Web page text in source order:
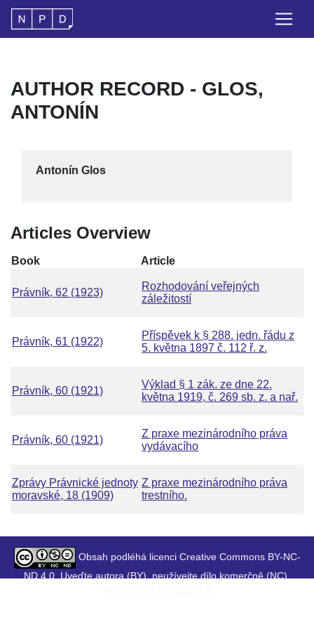
AUTHOR RECORD - GLOS,
ANTONÍN
Antonín Glos
Articles Overview
Book Article
Právník, 62 (1923)
Rozhodování veřejných
záležitostí
Právník, 61 (1922)
Příspěvek k § 288. jedn. řádu z
5. května 1897 č. 112 ř. z.
Právník, 60 (1921)
Výklad § 1 zák. ze dne 22.
května 1919, č. 269 sb. z. a nař.
Právník, 60 (1921)
Z praxe mezinárodního práva
vydávacího
Zprávy Právnické jednoty
moravské, 18 (1909)
Z praxe mezinárodního práva
trestního.
Obsah podléhá licenci Creative Commons BY-NC-
ND 4.0. Uveďte autora (BY), neužívejte dílo komerčně (NC),